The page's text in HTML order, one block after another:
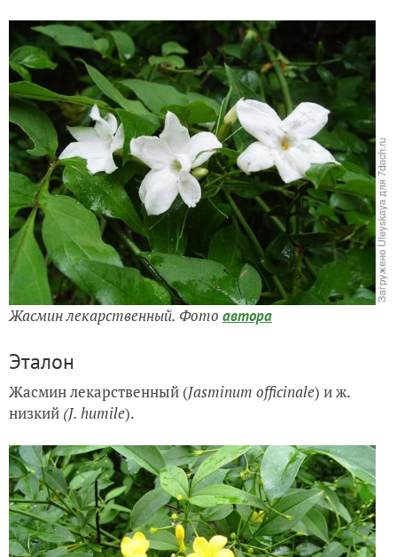
Жасмин лекарственный. Фото автора
Эталон
Жасмин лекарственный (Jasminum officinale) и ж.
низкий (J. humile).